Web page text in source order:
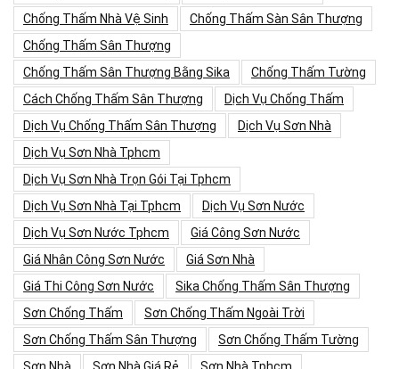
Chống Thấm Nhà Vệ Sinh
Chống Thấm Sàn Sân Thượng
Chống Thấm Sân Thượng
Chống Thấm Sân Thượng Bằng Sika
Chống Thấm Tường
Cách Chống Thấm Sân Thượng
Dịch Vụ Chống Thấm
Dịch Vụ Chống Thấm Sân Thượng
Dịch Vụ Sơn Nhà
Dịch Vụ Sơn Nhà Tphcm
Dịch Vụ Sơn Nhà Trọn Gói Tại Tphcm
Dịch Vụ Sơn Nhà Tại Tphcm
Dịch Vụ Sơn Nước
Dịch Vụ Sơn Nước Tphcm
Giá Công Sơn Nước
Giá Nhân Công Sơn Nước
Giá Sơn Nhà
Giá Thi Công Sơn Nước
Sika Chống Thấm Sân Thượng
Sơn Chống Thấm
Sơn Chống Thấm Ngoài Trời
Sơn Chống Thấm Sân Thượng
Sơn Chống Thấm Tường